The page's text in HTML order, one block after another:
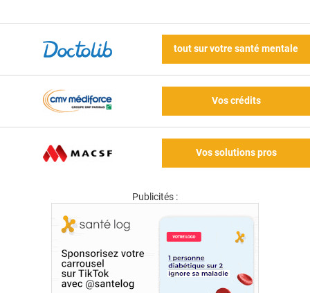
tout sur votre santé mentale
Vos crédits
Vos solutions pros
Publicités :